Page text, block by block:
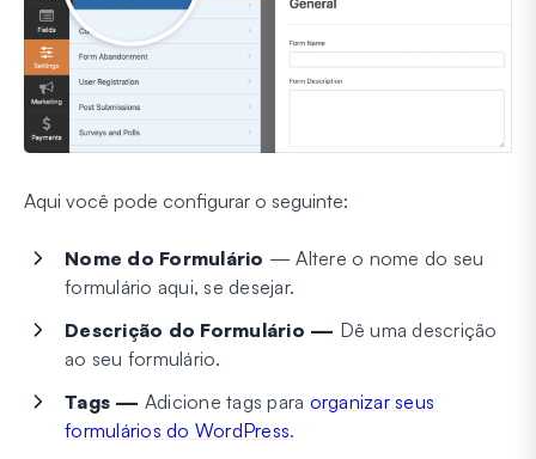
Aqui você pode configurar o seguinte:
Nome do Formulário — Altere o nome do seu
formulário aqui, se desejar.
Descrição do Formulário — Dê uma descrição
ao seu formulário.
Tags — Adicione tags para organizar seus
formulários do WordPress.